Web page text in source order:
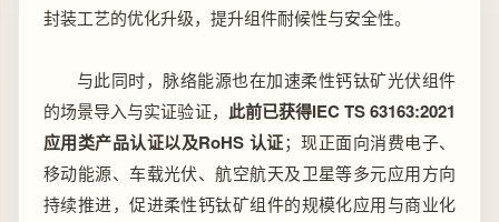
封装工艺的优化升级，提升组件耐候性与安全性。
与此同时，脉络能源也在加速柔性钙钛矿光伏组件
的场景导入与实证验证， 此前已获得IEC TS 63163:2021
应用类产品认证以及RoHS 认证；现正面向消费电子、
移动能源、车载光伏、航空航天及卫星等多元应用方向
持续推进，促进柔性钙钛矿组件的规模化应用与商业化